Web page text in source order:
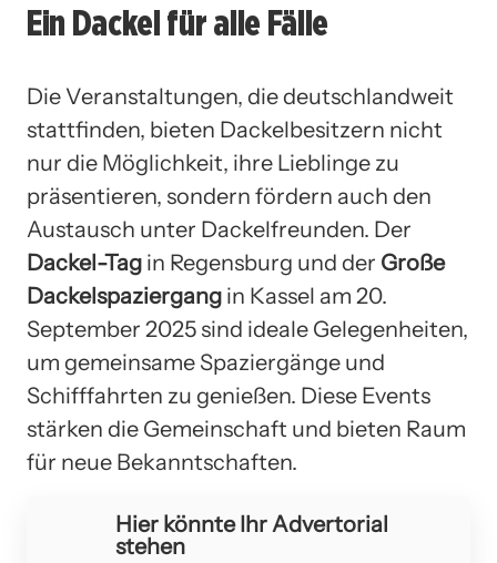
Ein Dackel für alle Fälle
Die Veranstaltungen, die deutschlandweit
stattfinden, bieten Dackelbesitzern nicht
nur die Möglichkeit, ihre Lieblinge zu
präsentieren, sondern fördern auch den
Austausch unter Dackelfreunden. Der
Dackel-Tag in Regensburg und der Große
Dackelspaziergang in Kassel am 20.
September 2025 sind ideale Gelegenheiten,
um gemeinsame Spaziergänge und
Schifffahrten zu genießen. Diese Events
stärken die Gemeinschaft und bieten Raum
für neue Bekanntschaften.
Hier könnte Ihr Advertorial
stehen